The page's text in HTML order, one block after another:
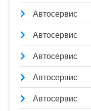
Автосервис
Автосервис
Автосервис
Автосервис
Автосервис